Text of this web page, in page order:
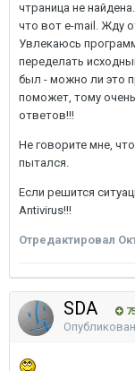
чтраница не
что вот e-mail. Жду
Увлекаюсь
переделать
был - можно ли это
поможет, тому
ответов!!!
Не говорите мне,
пытался.
Если решится
Antivirus!!!
Отредактировал
SDA